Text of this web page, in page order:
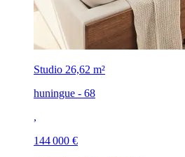
Studio 26,62 m²
huningue - 68
,
144 000 €